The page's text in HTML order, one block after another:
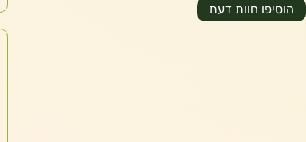
הוסיפו חוות דעת